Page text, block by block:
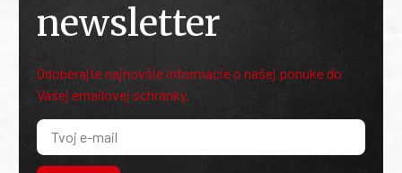
newsletter
Odoberajte najnovšie informácie o našej ponuke do
Vašej emailovej schránky.